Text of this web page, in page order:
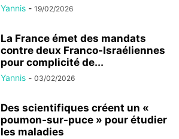
Yannis - 19/02/2026
La France émet des mandats
contre deux Franco-Israéliennes
pour complicité de...
Yannis - 03/02/2026
Des scientifiques créent un «
poumon-sur-puce » pour étudier
les maladies